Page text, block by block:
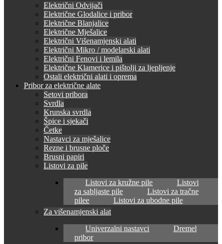
Električni Odvijači
Električne Glodalice i pribor
Električne Blanjalice
Električne Mješalice
Električni Višenamjenski alati
Električni Mikro / modelarski alati
Električni Fenovi i lemila
Električne Klamerice i pištolji za ljepljenje
Ostali električni alati i oprema
Pribor za električne alate
Setovi pribora
Svrdla
Krunska svrdla
Špice i sjekači
Četke
Nastavci za mješalice
Rezne i brusne ploče
Brusni papiri
Listovi za pile
Listovi za kružne pile
Listovi
za sabljaste pile
Listovi za tračne
pilee
Listovi za ubodne pile
Za višenamjenski alat
Univerzalni nastavci
Dremel
pribor